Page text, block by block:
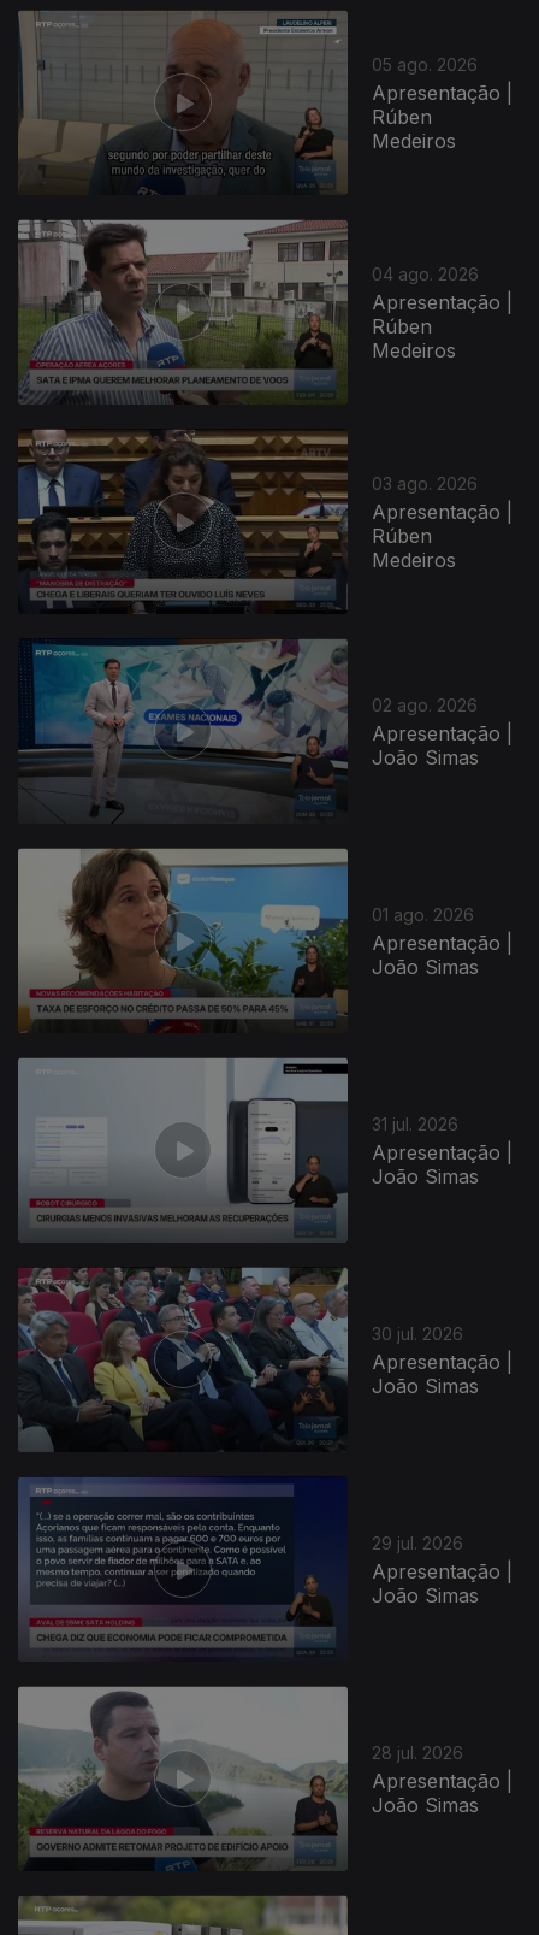
05 ago. 2026
Apresentação |
Rúben
Medeiros
04 ago. 2026
Apresentação |
Rúben
Medeiros
03 ago. 2026
Apresentação |
Rúben
Medeiros
02 ago. 2026
Apresentação |
João Simas
01 ago. 2026
Apresentação |
João Simas
31 jul. 2026
Apresentação |
João Simas
30 jul. 2026
Apresentação |
João Simas
29 jul. 2026
Apresentação |
João Simas
28 jul. 2026
Apresentação |
João Simas